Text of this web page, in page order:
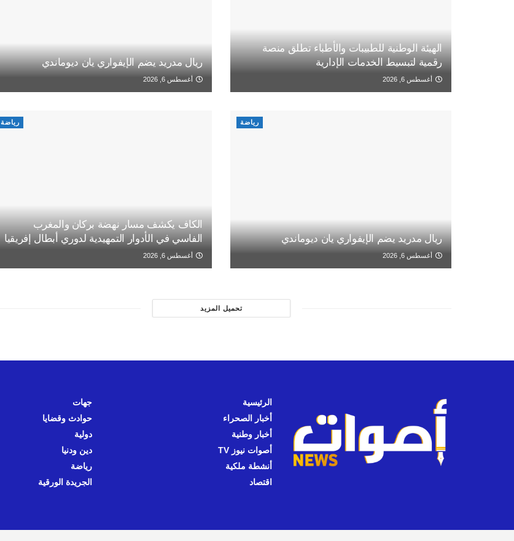
الهيئة الوطنية للطبيبات والأطباء تطلق منصة
رقمية لتبسيط الخدمات الإدارية
أغسطس 6, 2026
ريال مدريد يضم الإيفواري يان ديوماندي
أغسطس 6, 2026
رياضة
ريال مدريد يضم الإيفواري يان ديوماندي
أغسطس 6, 2026
رياضة
الكاف يكشف مسار نهضة بركان والمغرب
الفاسي في الأدوار التمهيدية لدوري أبطال إفريقيا
أغسطس 6, 2026
تحميل المزيد
الرئيسية
أخبار الصحراء
أخبار وطنية
أصوات نيوز TV
أنشطة ملكية
اقتصاد
جهات
حوادث وقضايا
دولية
دين ودنيا
رياضة
الجريدة الورقية